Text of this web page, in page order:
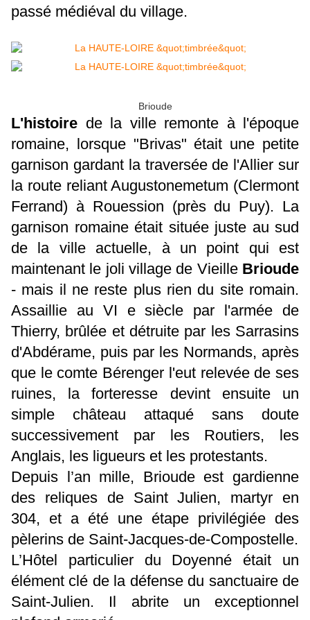
passé médiéval du village.
Brioude
L'histoire de la ville remonte à l'époque
romaine, lorsque "Brivas" était une petite
garnison gardant la traversée de l'Allier sur
la route reliant Augustonemetum (Clermont
Ferrand) à Rouession (près du Puy). La
garnison romaine était située juste au sud
de la ville actuelle, à un point qui est
maintenant le joli village de VieilleBrioude
- mais il ne reste plus rien du site romain.
Assaillie au VI e siècle par l'armée de
Thierry, brûlée et détruite par les Sarrasins
d'Abdérame, puis par les Normands, après
que le comte Bérenger l'eut relevée de ses
ruines, la forteresse devint ensuite un
simple château attaqué sans doute
successivement par les Routiers, les
Anglais, les ligueurs et les protestants.
Depuis l’an mille, Brioude est gardienne
des reliques de Saint Julien, martyr en
304, et a été une étape privilégiée des
pèlerins de Saint-Jacques-de-Compostelle.
L’Hôtel particulier du Doyenné était un
élément clé de la défense du sanctuaire de
Saint-Julien. Il abrite un exceptionnel